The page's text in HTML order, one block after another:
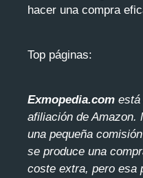
hacer una compra
Top páginas:
Exmopedia.com está
afiliación de Amazon.
una pequeña
se produce una
coste extra, pero esa